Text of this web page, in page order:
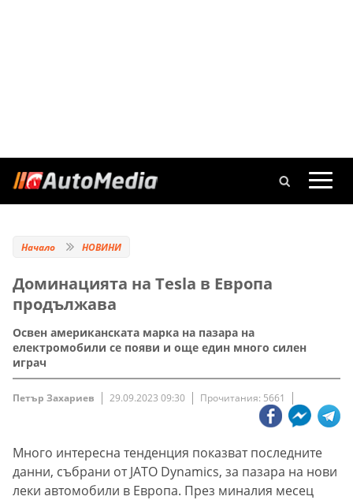
Начало НОВИНИ
Доминацията на Tesla в Европа
продължава
Освен американската марка на пазара на
електромобили се появи и още един много силен
играч
Петър Захариев 29.09.2023 09:30 Прочитания: 5661
Много интересна тенденция показват последните
данни, събрани от JATO Dynamics, за пазара на нови
леки автомобили в Европа. През миналия месец